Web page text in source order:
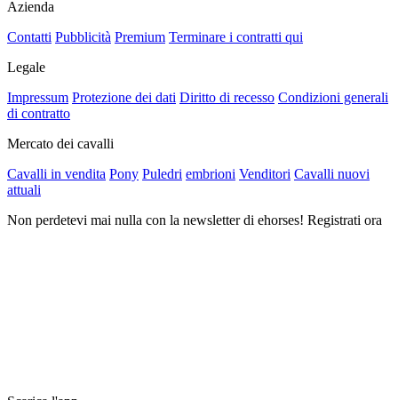
Azienda
Contatti Pubblicità Premium Terminare i contratti qui
Legale
Impressum Protezione dei dati Diritto di recesso Condizioni generali
di contratto
Mercato dei cavalli
Cavalli in vendita Pony Puledri embrioni Venditori Cavalli nuovi
attuali
Non perdetevi mai nulla con la newsletter di ehorses! Registrati ora